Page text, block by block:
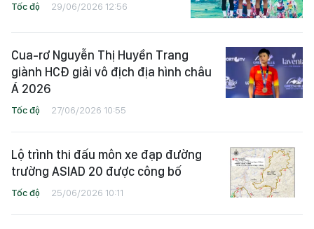
Tốc độ 29/06/2026 12:56
Cua-rơ Nguyễn Thị Huyền Trang
giành HCĐ giải vô địch địa hình châu
Á 2026
Tốc độ 27/06/2026 10:55
Lộ trình thi đấu môn xe đạp đường
trường ASIAD 20 được công bố
Tốc độ 25/06/2026 10:11